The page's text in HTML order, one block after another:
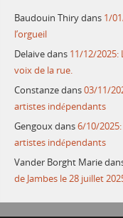
Baudouin Thirydans 1/
l’orgueil
Delaivedans 11/12/2025:
voix de la rue.
Constanzedans03/11/
artistes indépendants
Gengouxdans6/10/
artistes indépendants
Vander Borght Marie
de Jambes le 28 juillet